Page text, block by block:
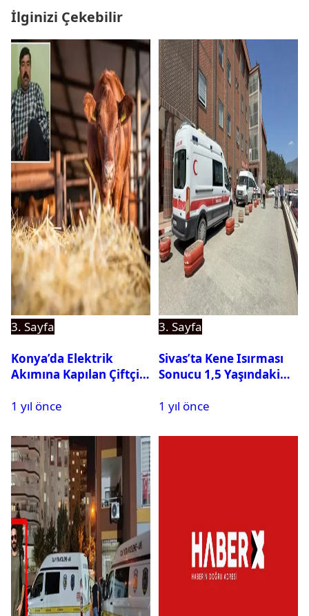
İlginizi Çekebilir
3. Sayfa
Konya’da Elektrik
Akımına Kapılan Çiftçi
1 yıl önce
3. Sayfa
Sivas’ta Kene Isırması
Sonucu 1,5 Yaşındaki
Kaybetti
1 yıl önce